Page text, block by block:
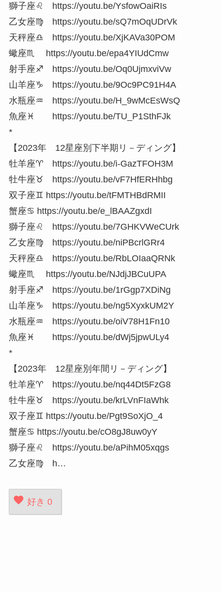
獅子座♌ https://youtu.be/YsfowOaiRIs
乙女座♍ https://youtu.be/sQ7mOqUDrVk
天秤座♎ https://youtu.be/XjKAVa30POM
蠍座♏ https://youtu.be/epa4YIUdCmw
射手座♐ https://youtu.be/Oq0UjmxviVw
山羊座♑ https://youtu.be/9Oc9PC91H4A
水瓶座♒ https://youtu.be/H_9wMcEsWsQ
魚座♓ https://youtu.be/TU_P1SthFJk
*
【2023年 12星座別下半期リ－ディング】
牡羊座♈ https://youtu.be/i-GazTFOH3M
牡牛座♉ https://youtu.be/vF7HfERHhbg
双子座♊ https://youtu.be/tFMTHBdRMII
蟹座♋ https://youtu.be/e_lBAAZgxdI
獅子座♌ https://youtu.be/7GHKVWeCUrk
乙女座♍ https://youtu.be/niPBcrlGRr4
天秤座♎ https://youtu.be/RbLOIaaQRNk
蠍座♏ https://youtu.be/NJdjJBCuUPA
射手座♐ https://youtu.be/1rGgp7XDiNg
山羊座♑ https://youtu.be/ng5XyxkUM2Y
水瓶座♒ https://youtu.be/oiV78H1Fn10
魚座♓ https://youtu.be/dWj5jpwULy4
*
【2023年 12星座別年間リ－ディング】
牡羊座♈ https://youtu.be/nq44Dt5FzG8
牡牛座♉ https://youtu.be/krLVnFIaWhk
双子座♊ https://youtu.be/Pgt9SoXjO_4
蟹座♋ https://youtu.be/cO8gJ8uw0yY
獅子座♌ https://youtu.be/aPihM05xqgs
乙女座♍ h…
好き 0